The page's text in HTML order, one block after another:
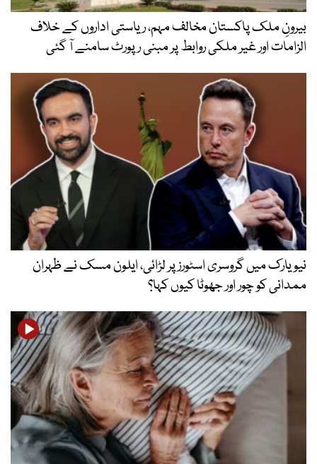
بیرونِ ملک پاکستان مخالف مہم، ریاستی اداروں کے خلاف
الزامات اور غیر ملکی روابط پر مبنی رپورٹ سامنے آ گئی
نیویارک میں گروسری اسٹورز پر لڑائی، ایلون مسک نے ظہران
ممدانی کو چور اور جھوٹا کیوں کہا؟